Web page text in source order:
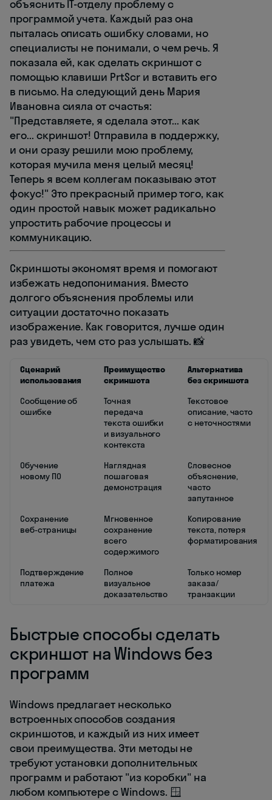
объяснить IT-отделу проблему с
программой учета. Каждый раз она
пыталась описать ошибку словами, но
специалисты не понимали, о чем речь. Я
показала ей, как сделать скриншот с
помощью клавиши PrtScr и вставить его
в письмо. На следующий день Мария
Ивановна сияла от счастья:
"Представляете, я сделала этот... как
его... скриншот! Отправила в поддержку,
и они сразу решили мою проблему,
которая мучила меня целый месяц!
Теперь я всем коллегам показываю этот
фокус!" Это прекрасный пример того, как
один простой навык может радикально
упростить рабочие процессы и
коммуникацию.
Скриншоты экономят время и помогают
избежать недопонимания. Вместо
долгого объяснения проблемы или
ситуации достаточно показать
изображение. Как говорится, лучше один
раз увидеть, чем сто раз услышать. 📸
Сценарий
использования
Преимущество
скриншота
Альтернатива
без скриншота
Сообщение об
ошибке
Точная
передача
текста ошибки
и визуального
контекста
Текстовое
описание, часто
с неточностями
Обучение
новому ПО
Наглядная
пошаговая
демонстрация
Словесное
объяснение,
часто
запутанное
Сохранение
веб-страницы
Мгновенное
сохранение
всего
содержимого
Копирование
текста, потеря
форматирования
Подтверждение
платежа
Полное
визуальное
доказательство
Только номер
заказа/
транзакции
Быстрые способы сделать
скриншот на Windows без
программ
Windows предлагает несколько
встроенных способов создания
скриншотов, и каждый из них имеет
свои преимущества. Эти методы не
требуют установки дополнительных
программ и работают "из коробки" на
любом компьютере с Windows. 🪟